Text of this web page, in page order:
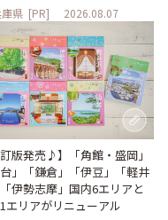
県 [PR] 2026.08.07
訂版発売♪】「角館・盛岡」
台」「鎌倉」「伊豆」「軽井
伊勢志摩」国内6エリアと
エリアがリニューアル